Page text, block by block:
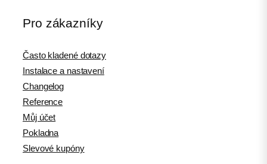
Pro zákazníky
Často kladené dotazy
Instalace a nastavení
Changelog
Reference
Můj účet
Pokladna
Slevové kupóny